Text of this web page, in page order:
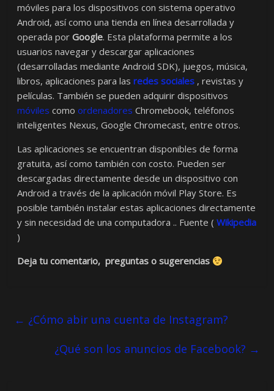
móviles para los dispositivos con sistema operativo
Android, así como una tienda en línea desarrollada y
operada porGoogle. Esta plataforma permite a los
usuarios navegar y descargar aplicaciones
(desarrolladas mediante Android SDK), juegos, música,
libros, aplicaciones para lasredes sociales , revistas y
películas. También se pueden adquirir dispositivos
móviles comoordenadores Chromebook, teléfonos
inteligentes Nexus, Google Chromecast, entre otros.
Las aplicaciones se encuentran disponibles de forma
gratuita, así como también con costo. Pueden ser
descargadas directamente desde un dispositivo con
Android a través de la aplicación móvil Play Store. Es
posible también instalar estas aplicaciones directamente
y sin necesidad de una computadora .. Fuente (Wikipedia
)
Deja tu comentario, preguntas o sugerencias
← ¿Cómo abir una cuenta de Instagram?
¿Qué son los anuncios de Facebook? →